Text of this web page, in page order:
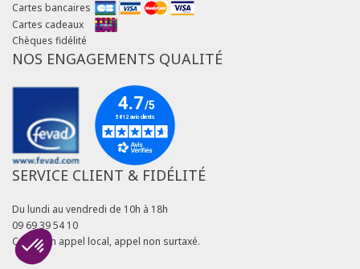
Cartes bancaires
Cartes cadeaux
Chèques fidélité
NOS ENGAGEMENTS QUALITÉ
SERVICE CLIENT & FIDÉLITÉ
Du lundi au vendredi de 10h à 18h
09 69 39 54 10
Coût d'un appel local, appel non surtaxé.